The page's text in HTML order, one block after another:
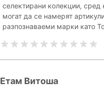
селектирани колекции, сред
могат да се намерят
разпознаваеми марки като
Етам Витоша